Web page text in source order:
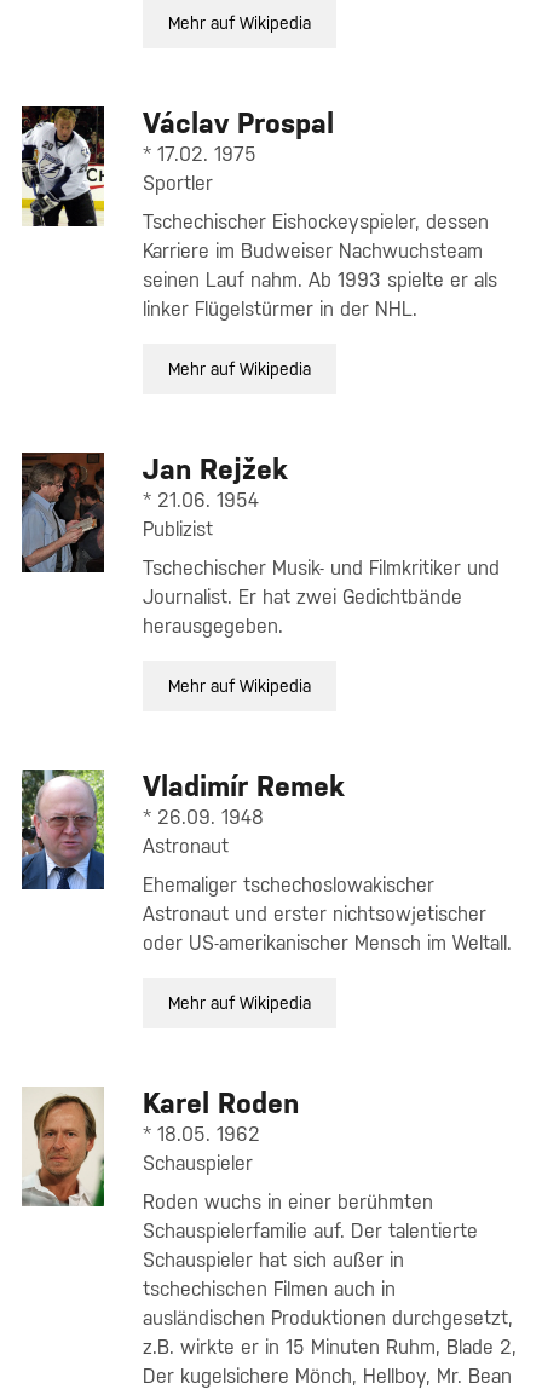
Mehr auf Wikipedia
Václav Prospal
* 17.02. 1975
Sportler
Tschechischer Eishockeyspieler, dessen
Karriere im Budweiser Nachwuchsteam
seinen Lauf nahm. Ab 1993 spielte er als
linker Flügelstürmer in der NHL.
Mehr auf Wikipedia
Jan Rejžek
* 21.06. 1954
Publizist
Tschechischer Musik- und Filmkritiker und
Journalist. Er hat zwei Gedichtbände
herausgegeben.
Mehr auf Wikipedia
Vladimír Remek
* 26.09. 1948
Astronaut
Ehemaliger tschechoslowakischer
Astronaut und erster nichtsowjetischer
oder US-amerikanischer Mensch im Weltall.
Mehr auf Wikipedia
Karel Roden
* 18.05. 1962
Schauspieler
Roden wuchs in einer berühmten
Schauspielerfamilie auf. Der talentierte
Schauspieler hat sich außer in
tschechischen Filmen auch in
ausländischen Produktionen durchgesetzt,
z.B. wirkte er in 15 Minuten Ruhm, Blade 2,
Der kugelsichere Mönch, Hellboy, Mr. Bean